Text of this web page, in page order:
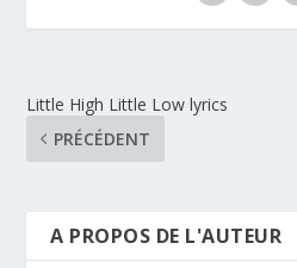
Little High Little Low lyrics
PRÉCÉDENT
A PROPOS DE L'AUTEUR